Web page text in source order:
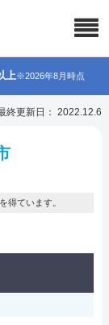
上※2026年8月時点
終更新日： 2022.12.6
得ています。